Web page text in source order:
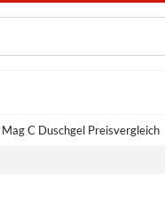
C Duschgel Preisvergleich